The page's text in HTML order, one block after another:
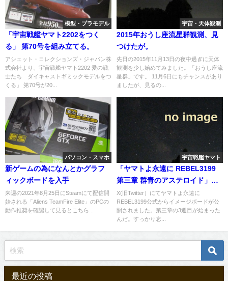
模型・プラモデル
「宇宙戦艦ヤマト2202をつく
る」 第70号を組み立てる。
アシェット・コレクションズ・ジャパン株
式会社より、宇宙戦艦ヤマト2202 愛の戦
士たち ダイキャストギミックモデルをつ
くる」 第70号が20...
宇宙・天体観測
2015年おうし座流星群観測、見
つけたが。
先日の2015年11月13日の夜中過ぎに天体
観測を少し始めてみました。「おうし座流
星群」です。 11月6日にもチャンスがあり
ましたが、見るの...
パソコン・スマホ
新ゲームの為になんとかグラフ
ィックボードを入手
来週の2021年8月25日にSteamにて配信開
始される「Aliens TeamFire Elite」のPCの
動作推奨を確認して見るとこちら...
宇宙戦艦ヤマト
「ヤマトよ永遠に REBEL3199
第三章 群青のアステロイド」上
映中、イメージボードが公開
X(旧Twitter）にてヤマトよ永遠に
REBEL3199公式からイメージボードが公
開されました。第三章の3週目が始まった
んだ。すっかり忘...
最近の投稿